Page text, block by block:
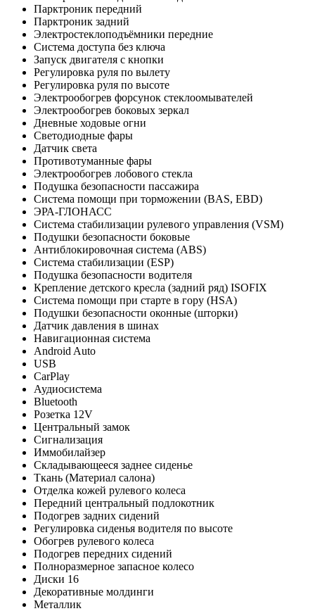
Парктроник передний
Парктроник задний
Электростеклоподъёмники передние
Система доступа без ключа
Запуск двигателя с кнопки
Регулировка руля по вылету
Регулировка руля по высоте
Электрообогрев форсунок стеклоомывателей
Электрообогрев боковых зеркал
Дневные ходовые огни
Светодиодные фары
Датчик света
Противотуманные фары
Электрообогрев лобового стекла
Подушка безопасности пассажира
Система помощи при торможении (BAS, EBD)
ЭРА-ГЛОНАСС
Система стабилизации рулевого управления (VSM)
Подушки безопасности боковые
Антиблокировочная система (ABS)
Система стабилизации (ESP)
Подушка безопасности водителя
Крепление детского кресла (задний ряд) ISOFIX
Система помощи при старте в гору (HSA)
Подушки безопасности оконные (шторки)
Датчик давления в шинах
Навигационная система
Android Auto
USB
CarPlay
Аудиосистема
Bluetooth
Розетка 12V
Центральный замок
Сигнализация
Иммобилайзер
Складывающееся заднее сиденье
Ткань (Материал салона)
Отделка кожей рулевого колеса
Передний центральный подлокотник
Подогрев задних сидений
Регулировка сиденья водителя по высоте
Обогрев рулевого колеса
Подогрев передних сидений
Полноразмерное запасное колесо
Диски 16
Декоративные молдинги
Металлик